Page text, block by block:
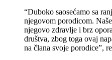
“Duboko saosećamo sa
njegovom porodicom.
njegovo zdravlje i brz
društva, zbog toga ovaj
na člana svoje porodice”,